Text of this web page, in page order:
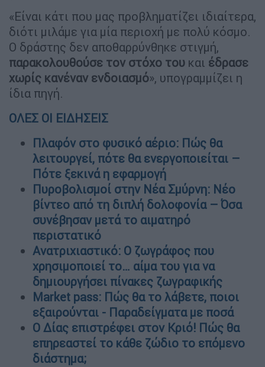
«Είναι κάτι που μας προβληματίζει ιδιαίτερα,
διότι μιλάμε για μία περιοχή με πολύ κόσμο.
Ο δράστης δεν αποθαρρύνθηκε στιγμή,
παρακολουθούσε τον στόχο του και έδρασε
χωρίς κανέναν ενδοιασμό», υπογραμμίζει η
ίδια πηγή.
ΟΛΕΣ ΟΙ ΕΙΔΗΣΕΙΣ
Πλαφόν στο φυσικό αέριο: Πώς θα
λειτουργεί, πότε θα ενεργοποιείται –
Πότε ξεκινά η εφαρμογή
Πυροβολισμοί στην Νέα Σμύρνη: Νέο
βίντεο από τη διπλή δολοφονία – Όσα
συνέβησαν μετά το αιματηρό
περιστατικό
Ανατριχιαστικό: Ο ζωγράφος που
χρησιμοποιεί το… αίμα του για να
δημιουργήσει πίνακες ζωγραφικής
Market pass: Πώς θα το λάβετε, ποιοι
εξαιρούνται - Παραδείγματα με ποσά
Ο Δίας επιστρέφει στον Κριό! Πώς θα
επηρεαστεί το κάθε ζώδιο το επόμενο
διάστημα;